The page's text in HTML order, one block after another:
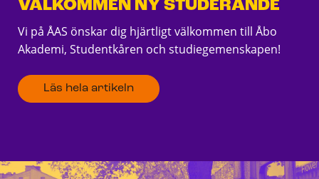
VÄLKOMMEN NY STUDERANDE
Vi på ÅAS önskar dig hjärtligt välkommen till Åbo
Akademi, Studentkåren och studiegemenskapen!
Läs hela artikeln